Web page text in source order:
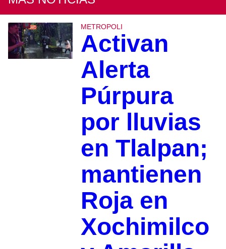
METROPOLI
Activan
Alerta
Púrpura
por lluvias
en Tlalpan;
mantienen
Roja en
Xochimilco